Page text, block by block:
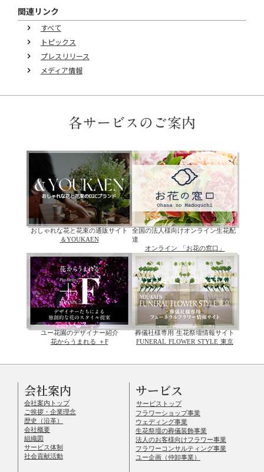
関連リンク
keyboard_arrow_right すべて
keyboard_arrow_right トピックス
keyboard_arrow_right プレスリリース
keyboard_arrow_right メディア情報
各サービスのご案内
おしゃれな花と花束の通販サイト
＆YOUKAEN
全国の法人様向けオンライン生花配
達
オンライン 「お花の窓口」
ユー花園のデザイナー紹介
花からうまれる ＋F
葬儀社様専用 生花祭壇情報サイト
FUNERAL FLOWER STYLE 東京
会社案内
会社案内トップ
ご挨拶・企業理念
歴史（沿革）
会社概要
組織図
サービス体制
社会貢献活動
サービス
サービストップ
フラワーショップ事業
ウェディング事業
生花祭壇の葬儀装飾事業
法人のお客様向けフラワー事業
フラワーコンサルティング事業
ユー企画（仲卸事業）